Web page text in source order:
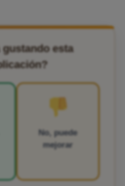
gustando esta
No, puede
mejorar